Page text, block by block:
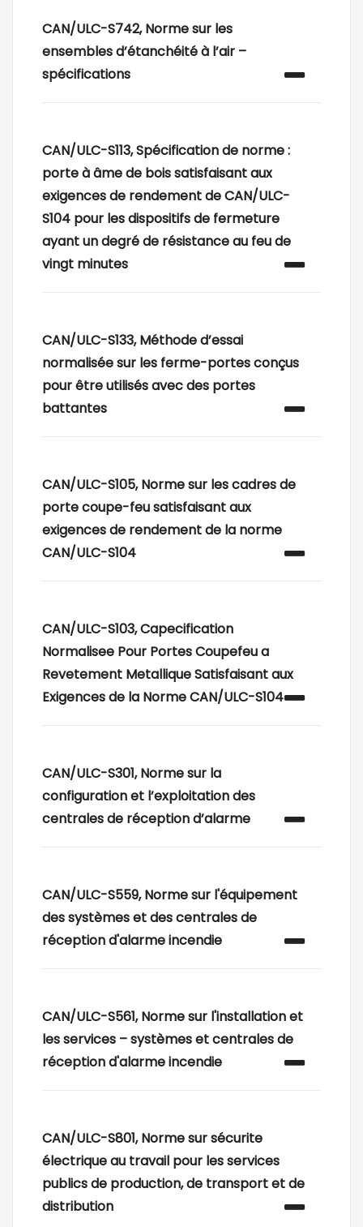
CAN/ULC-S742, Norme sur les
ensembles d’étanchéité à l’air –
spécifications
CAN/ULC-S113, Spécification de norme :
porte à âme de bois satisfaisant aux
exigences de rendement de CAN/ULC-
S104 pour les dispositifs de fermeture
ayant un degré de résistance au feu de
vingt minutes
CAN/ULC-S133, Méthode d’essai
normalisée sur les ferme-portes conçus
pour être utilisés avec des portes
battantes
CAN/ULC-S105, Norme sur les cadres de
porte coupe-feu satisfaisant aux
exigences de rendement de la norme
CAN/ULC-S104
CAN/ULC-S103, Capecification
Normalisee Pour Portes Coupefeu a
Revetement Metallique Satisfaisant aux
Exigences de la Norme CAN/ULC-S104
CAN/ULC-S301, Norme sur la
configuration et l’exploitation des
centrales de réception d’alarme
CAN/ULC-S559, Norme sur l'équipement
des systèmes et des centrales de
réception d'alarme incendie
CAN/ULC-S561, Norme sur l'installation et
les services – systèmes et centrales de
réception d'alarme incendie
CAN/ULC-S801, Norme sur sécurite
électrique au travail pour les services
publics de production, de transport et de
distribution